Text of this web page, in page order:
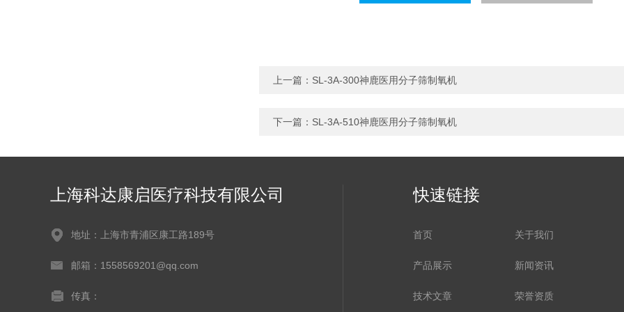
上一篇： SL-3A-300神鹿医用分子筛制氧机
下一篇： SL-3A-510神鹿医用分子筛制氧机
上海科达康启医疗科技有限公司
地址：上海市青浦区康工路189号
邮箱：1558569201@qq.com
传真：
快速链接
首页 关于我们
产品展示 新闻资讯
技术文章 荣誉资质